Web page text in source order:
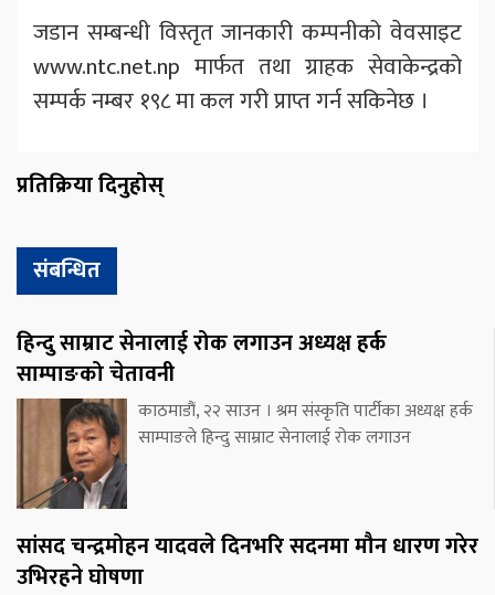
जडान सम्बन्धी विस्तृत जानकारी कम्पनीको वेवसाइट
www.ntc.net.np मार्फत तथा ग्राहक सेवाकेन्द्रको
सम्पर्क नम्बर १९८ मा कल गरी प्राप्त गर्न सकिनेछ ।
प्रतिक्रिया दिनुहोस्
संबन्धित
हिन्दु साम्राट सेनालाई रोक लगाउन अध्यक्ष हर्क
साम्पाङको चेतावनी
काठमाडौं, २२ साउन । श्रम संस्कृति पार्टीका अध्यक्ष हर्क
साम्पाङले हिन्दु साम्राट सेनालाई रोक लगाउन
सांसद चन्द्रमोहन यादवले दिनभरि सदनमा मौन धारण गरेर
उभिरहने घोषणा